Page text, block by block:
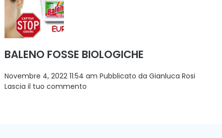
BALENO FOSSE BIOLOGICHE
Novembre 4, 2022 11:54 am Pubblicato da Gianluca Rosi
Lascia il tuo commento